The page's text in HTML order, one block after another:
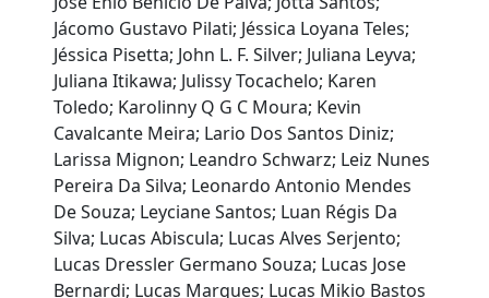
Jácomo Gustavo Pilati; Jéssica Loyana Teles;
Jéssica Pisetta; John L. F. Silver; Juliana Leyva;
Juliana Itikawa; Julissy Tocachelo; Karen
Toledo; Karolinny Q G C Moura; Kevin
Cavalcante Meira; Lario Dos Santos Diniz;
Larissa Mignon; Leandro Schwarz; Leiz Nunes
Pereira Da Silva; Leonardo Antonio Mendes
De Souza; Leyciane Santos; Luan Régis Da
Silva; Lucas Abiscula; Lucas Alves Serjento;
Lucas Dressler Germano Souza; Lucas Jose
Bernardi; Lucas Marques; Lucas Mikio Bastos